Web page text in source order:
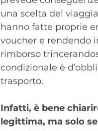
una scelta del
hanno fatte proprie
voucher e rendendo
rimborso
condizionale è
trasporto.
Infatti, è bene
legittima, ma solo